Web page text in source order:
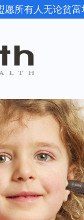
所有人无论贫富